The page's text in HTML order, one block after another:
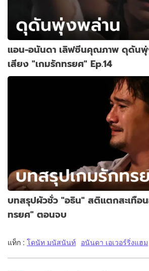
แอน-อนันดา เลิฟซีนคุณภาพ ดุดัน
เสียง "เกมรักทรยศ" Ep.14
บทสรุปผัวชั่ว "อธิน" สติแตกสะเทือ
ทรยศ" ตอนจบ
แท็ก : โดนัท มนัสนันท์ อนันดา เอเวอร์ริ่งแฮม